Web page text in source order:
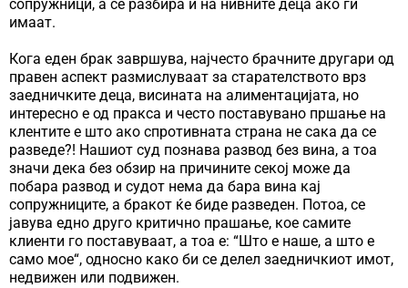
сопружници, а се разбира и на нивните деца ако ги
имаат.
Кога еден брак завршува, најчесто брачните другари од
правен аспект размислуваат за старателството врз
заедничките деца, висината на алиментацијата, но
интересно е од пракса и често поставувано пршање на
клентите е што ако спротивната страна не сака да се
разведе?! Нашиот суд познава развод без вина, а тоа
значи дека без обзир на причините секој може да
побара развод и судот нема да бара вина кај
сопружниците, а бракот ќе биде разведен. Потоа, се
јавува едно друго критично прашање, кое самите
клиенти го поставуваат, а тоа е: “Што е наше, а што е
само мое“, односно како би се делел заедничкиот имот,
недвижен или подвижен.